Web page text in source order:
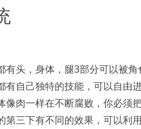
有头，身体，腿3部分可以被角
有自己独特的技能，可以自由进
像肉一样在不断腐败，你必须
第三下有不同的效果，可以利